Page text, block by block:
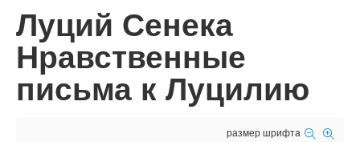
Луций Сенека
Нравственные
письма к Луцилию
размер шрифта